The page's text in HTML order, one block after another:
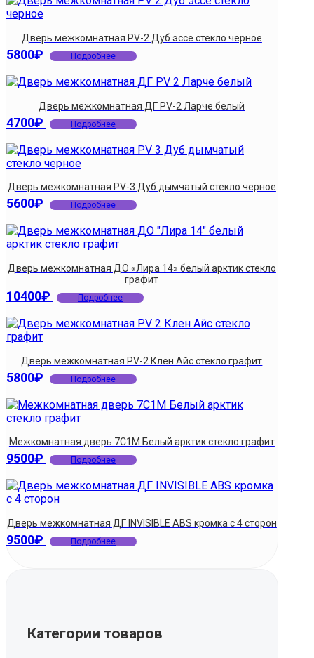
Дверь межкомнатная PV-2 Дуб эссе стекло черное
5800₽ Подробнее
Дверь межкомнатная ДГ PV-2 Ларче белый
4700₽ Подробнее
Дверь межкомнатная PV-3 Дуб дымчатый стекло черное
5600₽ Подробнее
Дверь межкомнатная ДО «Лира 14» белый арктик стекло
графит
10400₽ Подробнее
Дверь межкомнатная PV-2 Клен Айс стекло графит
5800₽ Подробнее
Межкомнатная дверь 7С1М Белый арктик стекло графит
9500₽ Подробнее
Дверь межкомнатная ДГ INVISIBLE ABS кромка с 4 сторон
9500₽ Подробнее
Категории товаров